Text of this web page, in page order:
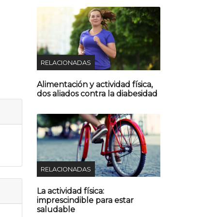
RELACIONADAS
Alimentación y actividad física,
dos aliados contra la diabesidad
RELACIONADAS
La actividad física:
imprescindible para estar
saludable